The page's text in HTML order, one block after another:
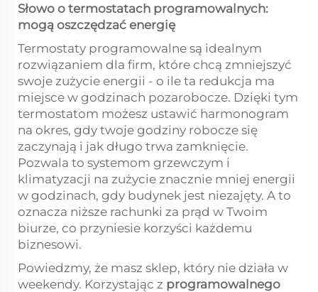
Słowo o termostatach programowalnych:
mogą oszczędzać energię
Termostaty programowalne są idealnym
rozwiązaniem dla firm, które chcą zmniejszyć
swoje zużycie energii - o ile ta redukcja ma
miejsce w godzinach pozarobocze. Dzięki tym
termostatom możesz ustawić harmonogram
na okres, gdy twoje godziny robocze się
zaczynają i jak długo trwa zamknięcie.
Pozwala to systemom grzewczym i
klimatyzacji na zużycie znacznie mniej energii
w godzinach, gdy budynek jest niezajęty. A to
oznacza niższe rachunki za prąd w Twoim
biurze, co przyniesie korzyści każdemu
biznesowi.
Powiedzmy, że masz sklep, który nie działa w
weekendy. Korzystając z programowalnego